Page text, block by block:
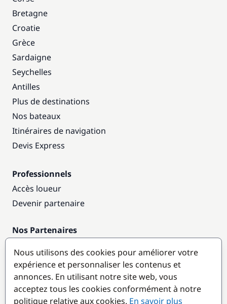
Bretagne
Croatie
Grèce
Sardaigne
Seychelles
Antilles
Plus de destinations
Nos bateaux
Itinéraires de navigation
Devis Express
Professionnels
Accès loueur
Devenir partenaire
Nos Partenaires
Destinations populaires
Nous utilisons des cookies pour améliorer votre
expérience et personnaliser les contenus et
annonces. En utilisant notre site web, vous
acceptez tous les cookies conformément à notre
politique relative aux cookies. En savoir plus